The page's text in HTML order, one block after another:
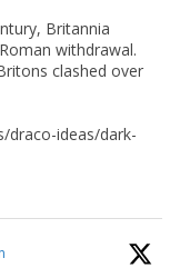
Britannia
withdrawal.
clashed over
ideas/dark-